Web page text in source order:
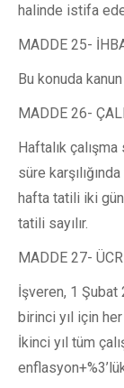
halinde istifa
MADDE 25-
Bu konuda
MADDE 26-
Haftalık
süre
hafta tatili iki
tatili sayılır.
MADDE 27-
İşveren, 1
birinci yıl için
İkinci yıl tüm